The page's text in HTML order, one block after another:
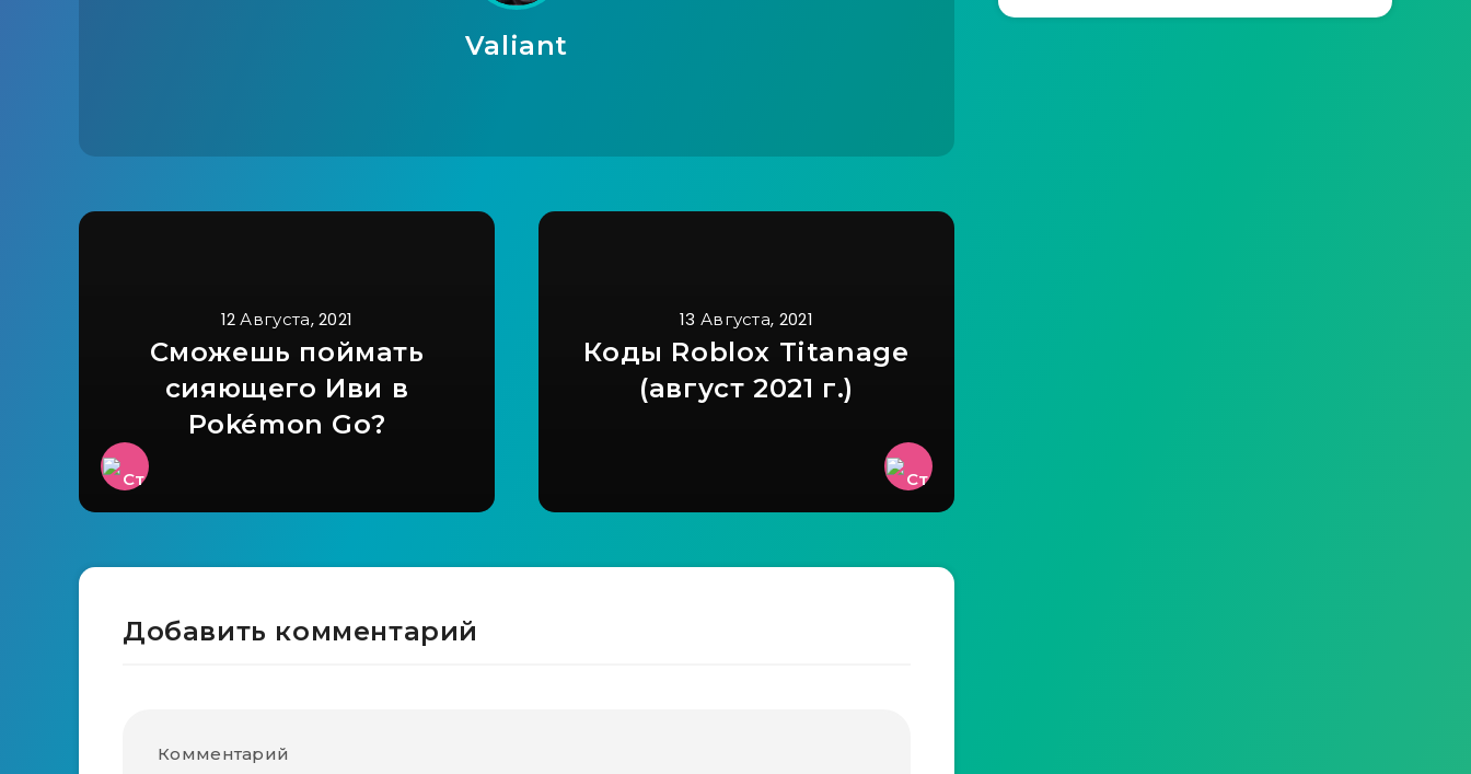
Valiant
12 Августа, 2021
Сможешь поймать
сияющего Иви в
Pokémon Go?
13 Августа, 2021
Коды Roblox Titanage
(август 2021 г.)
Добавить комментарий